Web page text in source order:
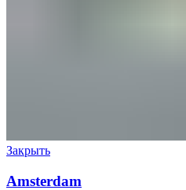
Закрыть
Amsterdam